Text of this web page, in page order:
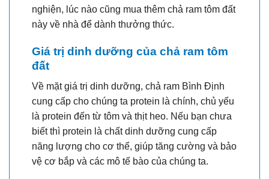
nghiện, lúc nào cũng mua thêm chả ram tôm đất
này về nhà để dành thưởng thức.
Giá trị dinh dưỡng của chả ram tôm
đất
Về mặt giá trị dinh dưỡng, chả ram Bình Định
cung cấp cho chúng ta protein là chính, chủ yếu
là protein đến từ tôm và thịt heo. Nếu bạn chưa
biết thì protein là chất dinh dưỡng cung cấp
năng lượng cho cơ thể, giúp tăng cường và bảo
vệ cơ bắp và các mô tế bào của chúng ta.